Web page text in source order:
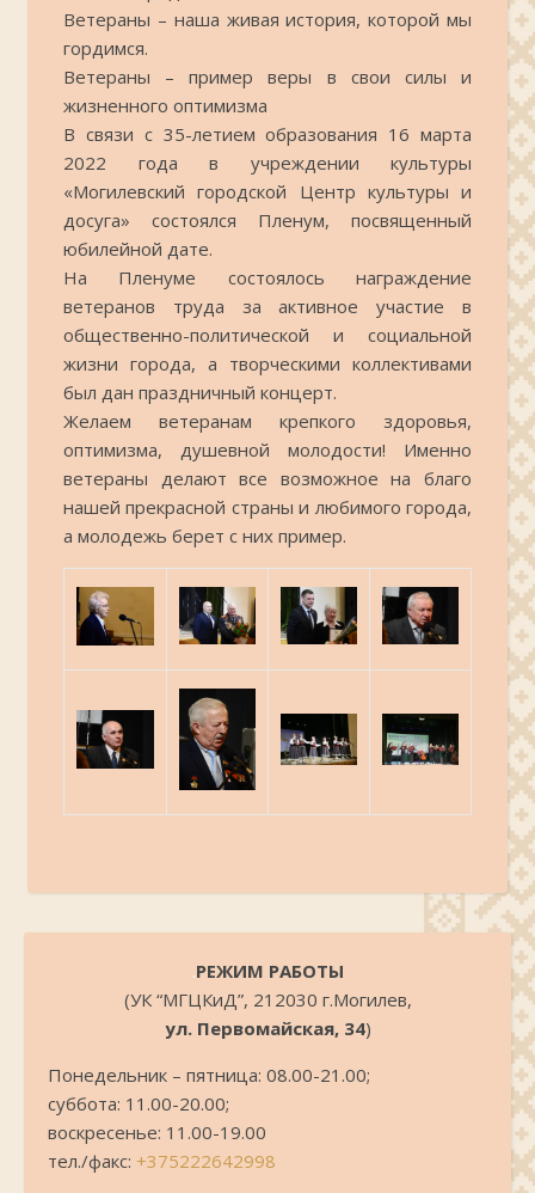
Ветераны – наша живая история, которой мы
гордимся.
Ветераны – пример веры в свои силы и
жизненного оптимизма
В связи с 35-летием образования 16 марта
2022 года в учреждении культуры
«Могилевский городской Центр культуры и
досуга» состоялся Пленум, посвященный
юбилейной дате.
На Пленуме состоялось награждение
ветеранов труда за активное участие в
общественно-политической и социальной
жизни города, а творческими коллективами
был дан праздничный концерт.
Желаем ветеранам крепкого здоровья,
оптимизма, душевной молодости! Именно
ветераны делают все возможное на благо
нашей прекрасной страны и любимого города,
а молодежь берет с них пример.
.РЕЖИМ РАБОТЫ
(УК “МГЦКиД”, 212030 г.Могилев,
ул. Первомайская, 34)
Понедельник – пятница: 08.00-21.00;
суббота: 11.00-20.00;
воскресенье: 11.00-19.00
тел./факс: +375222642998